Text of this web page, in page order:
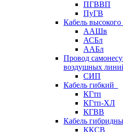
ПГВВП
ПуГВ
Кабель
ААШв
АСБл
ААБл
Провод
воздушных
СИП
Кабель гибкий
КГтп
КГтп-ХЛ
КГВВ
Кабель
ККСВ